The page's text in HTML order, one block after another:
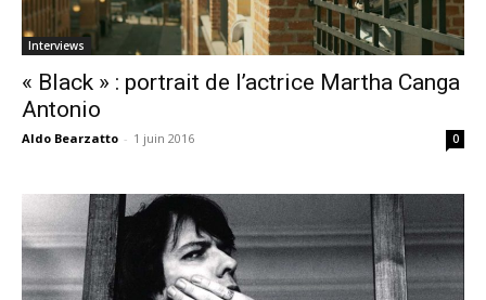
Interviews
« Black » : portrait de l’actrice Martha Canga
Antonio
Aldo Bearzatto - 1 juin 2016 0